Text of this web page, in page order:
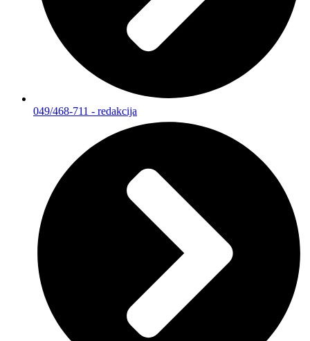
049/468-711 - redakcija